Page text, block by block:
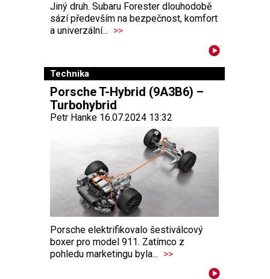
Jiný druh. Subaru Forester dlouhodobě
sází především na bezpečnost, komfort
a univerzální... >>
Technika
Porsche T-Hybrid (9A3B6) –
Turbohybrid
Petr Hanke 16.07.2024 13:32
Porsche elektrifikovalo šestiválcový
boxer pro model 911. Zatímco z
pohledu marketingu byla... >>